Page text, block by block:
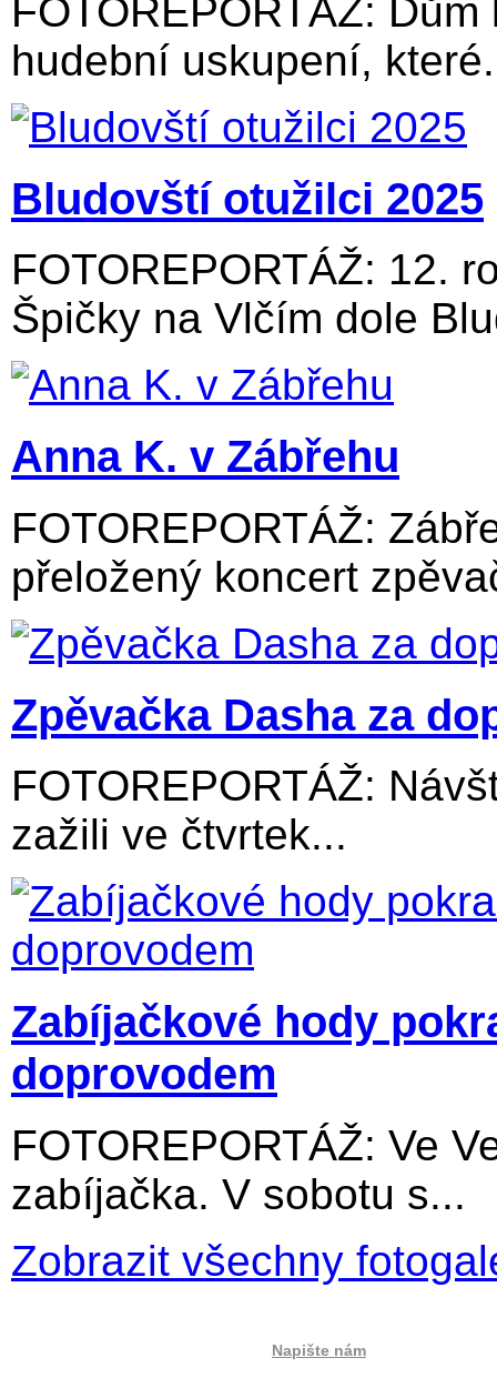
FOTOREPORTÁŽ:
hudební uskupení,
Bludovští otužilci 2025
FOTOREPORTÁŽ: 12.
Špičky na Vlčím dole
Anna K. v Zábřehu
FOTOREPORTÁŽ:
přeložený koncert
Zpěvačka Dasha za
FOTOREPORTÁŽ:
zažili ve čtvrtek...
Zabíjačkové hody
doprovodem
FOTOREPORTÁŽ: Ve
zabíjačka. V sobotu s...
Zobrazit všechny
Napište nám